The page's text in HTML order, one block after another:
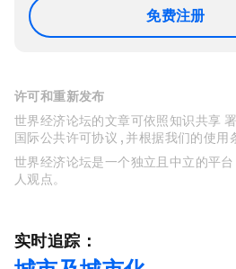
免费注册
许可和重新发布
世界经济论坛的文章可依照知识共享
国际公共许可协议 , 并根据我们的使用
世界经济论坛是一个独立且中立的平
人观点。
实时追踪：